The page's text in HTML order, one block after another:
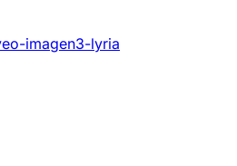
imagen3-lyria